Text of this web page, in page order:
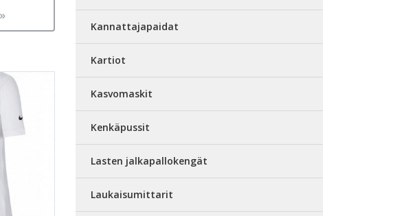
Kannattajapaidat
Kartiot
Kasvomaskit
Kenkäpussit
Lasten jalkapallokengät
Laukaisumittarit